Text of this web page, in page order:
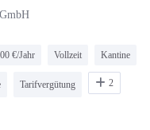
€/Jahr Vollzeit Kantine
Tarifvergütung 2